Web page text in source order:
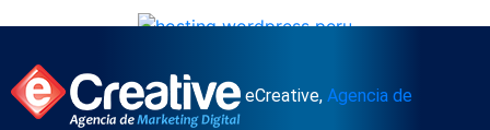
eCreative, Agencia de